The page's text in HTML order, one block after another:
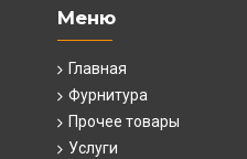
Меню
Главная
Фурнитура
Прочее товары
Услуги